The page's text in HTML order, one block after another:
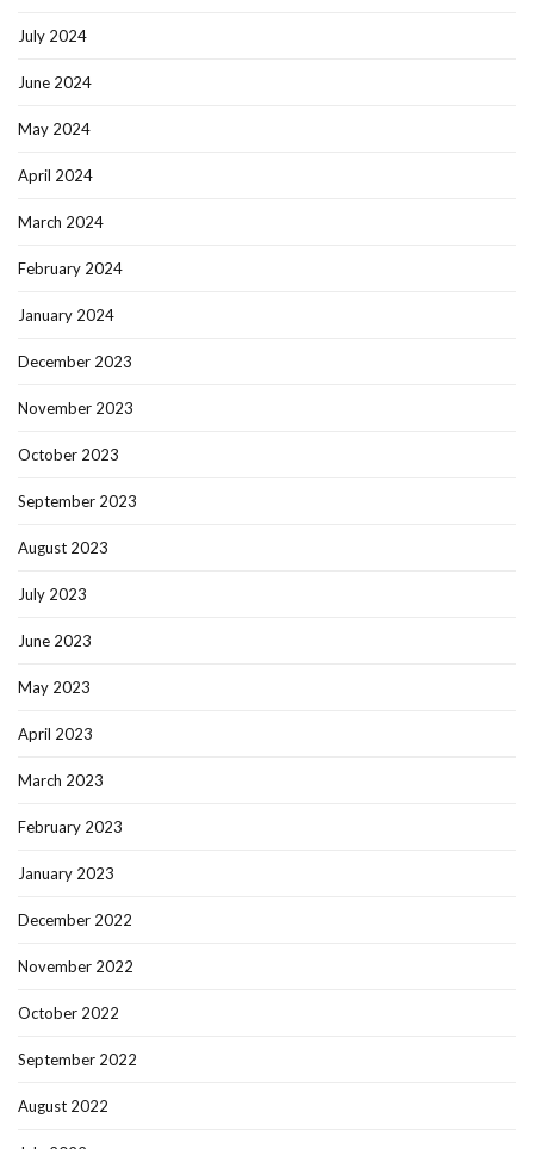
July 2024
June 2024
May 2024
April 2024
March 2024
February 2024
January 2024
December 2023
November 2023
October 2023
September 2023
August 2023
July 2023
June 2023
May 2023
April 2023
March 2023
February 2023
January 2023
December 2022
November 2022
October 2022
September 2022
August 2022